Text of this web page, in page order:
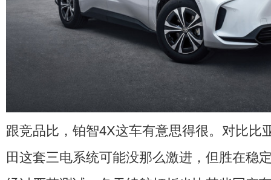
跟竞品比，铂智4X这车有意思得很。对比比
田这套三电系统可能没那么激进，但胜在稳